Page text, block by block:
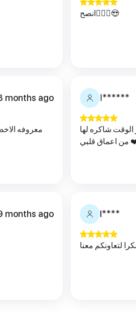
انصح🧏🏻‍♀️😍
months ago
معروفه الاخصائيه
ا******
شاكره لها
قلبي ❤️
months ago l****
لتعاونكم معنا